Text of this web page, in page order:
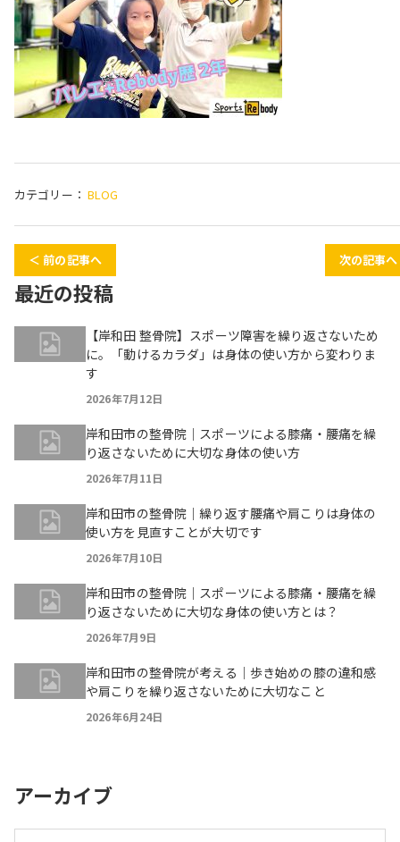
カテゴリー： BLOG
＜ 前の記事へ 次の記事
最近の投稿
【岸和田 整骨院】スポーツ障害を繰り返さないため
に。「動けるカラダ」は身体の使い方から変わりま
す
2026年7月12日
岸和田市の整骨院｜スポーツによる膝痛・腰痛を繰
り返さないために大切な身体の使い方
2026年7月11日
岸和田市の整骨院｜繰り返す腰痛や肩こりは身体の
使い方を見直すことが大切です
2026年7月10日
岸和田市の整骨院｜スポーツによる膝痛・腰痛を繰
り返さないために大切な身体の使い方とは？
2026年7月9日
岸和田市の整骨院が考える｜歩き始めの膝の違和感
や肩こりを繰り返さないために大切なこと
2026年6月24日
アーカイブ